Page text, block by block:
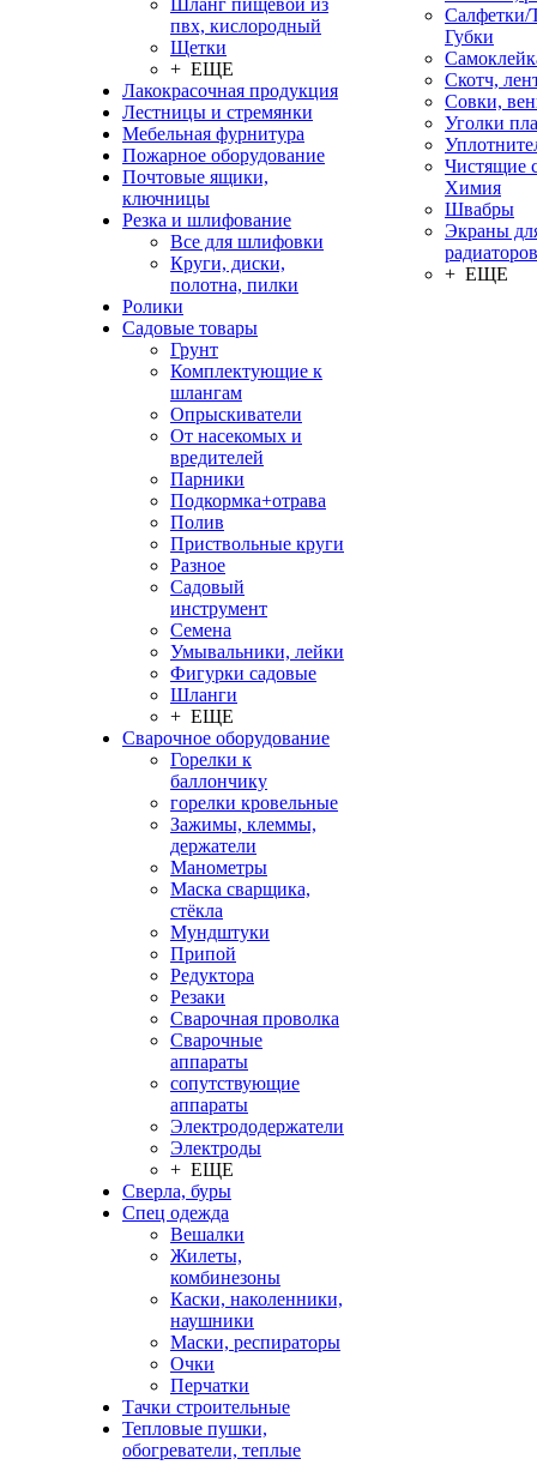
Шланг пищевой из
пвх, кислородный
Щетки
+ ЕЩЕ
Лакокрасочная продукция
Лестницы и стремянки
Мебельная фурнитура
Пожарное оборудование
Почтовые ящики,
ключницы
Резка и шлифование
Все для шлифовки
Круги, диски,
полотна, пилки
Ролики
Садовые товары
Грунт
Комплектующие к
шлангам
Опрыскиватели
От насекомых и
вредителей
Парники
Подкормка+отрава
Полив
Приствольные круги
Разное
Садовый
инструмент
Семена
Умывальники, лейки
Фигурки садовые
Шланги
+ ЕЩЕ
Сварочное оборудование
Горелки к
баллончику
горелки кровельные
Зажимы, клеммы,
держатели
Манометры
Маска сварщика,
стёкла
Мундштуки
Припой
Редуктора
Резаки
Сварочная проволка
Сварочные
аппараты
сопутствующие
аппараты
Электрододержатели
Электроды
+ ЕЩЕ
Сверла, буры
Спец одежда
Вешалки
Жилеты,
комбинезоны
Каски, наколенники,
наушники
Маски, респираторы
Очки
Перчатки
Тачки строительные
Тепловые пушки,
обогреватели, теплые
Салфетки/
Губки
Скотч,
Совки,
Уголки
Чистящие
Химия
Швабры
Экраны
радиаторов
+ ЕЩЕ